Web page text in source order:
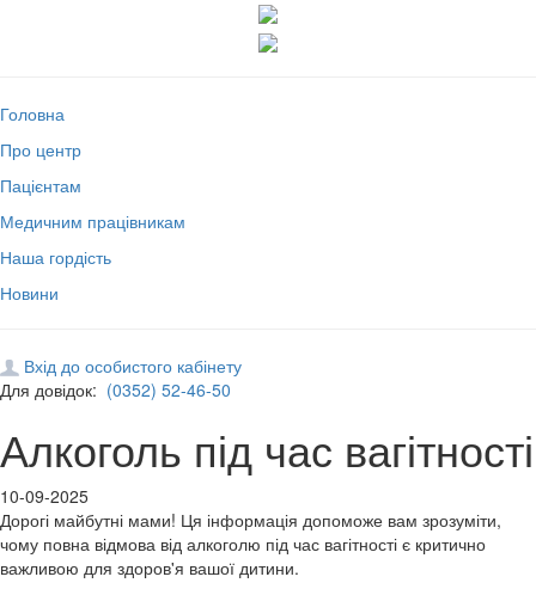
Головна
Про центр
Пацієнтам
Медичним працівникам
Наша гордість
Новини
Вхід до особистого кабінету
Для довідок: (0352) 52-46-50
Алкоголь під час вагітності
10-09-2025
Дорогі майбутні мами! Ця інформація допоможе вам зрозуміти,
чому повна відмова від алкоголю під час вагітності є критично
важливою для здоров'я вашої дитини.